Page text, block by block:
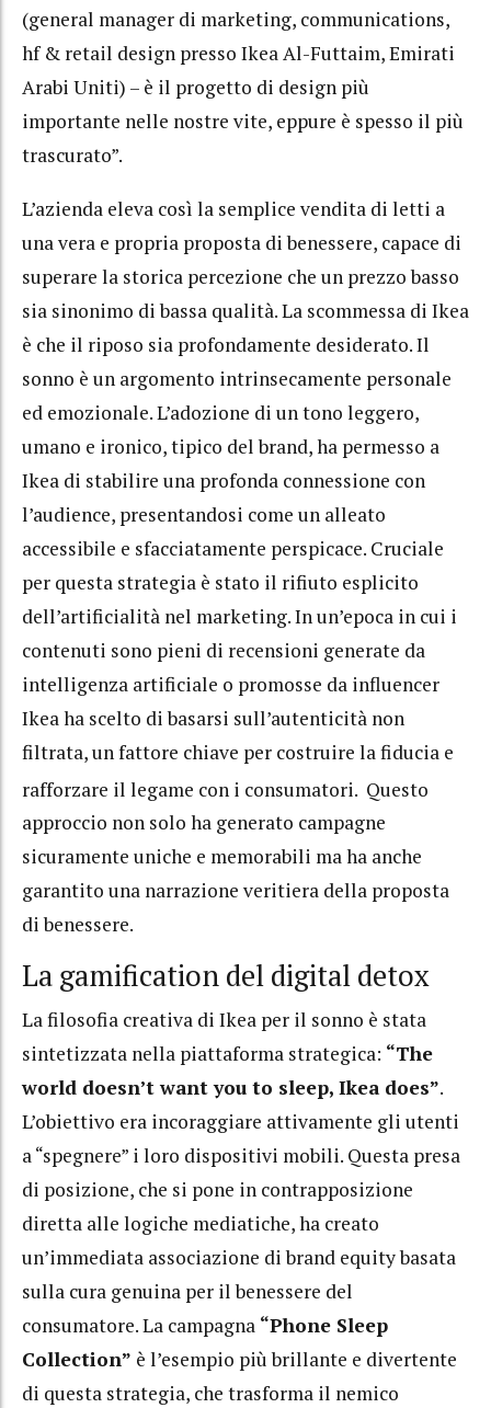
(general manager di marketing, communications,
hf & retail design presso Ikea Al-Futtaim, Emirati
Arabi Uniti) – è il progetto di design più
importante nelle nostre vite, eppure è spesso il più
trascurato”.
L’azienda eleva così la semplice vendita di letti a
una vera e propria proposta di benessere, capace di
superare la storica percezione che un prezzo basso
sia sinonimo di bassa qualità. La scommessa di Ikea
è che il riposo sia profondamente desiderato. Il
sonno è un argomento intrinsecamente personale
ed emozionale. L’adozione di un tono leggero,
umano e ironico, tipico del brand, ha permesso a
Ikea di stabilire una profonda connessione con
l’audience, presentandosi come un alleato
accessibile e sfacciatamente perspicace. Cruciale
per questa strategia è stato il rifiuto esplicito
dell’artificialità nel marketing. In un’epoca in cui i
contenuti sono pieni di recensioni generate da
intelligenza artificiale o promosse da influencer
Ikea ha scelto di basarsi sull’autenticità non
filtrata, un fattore chiave per costruire la fiducia e
rafforzare il legame con i consumatori. Questo
approccio non solo ha generato campagne
sicuramente uniche e memorabili ma ha anche
garantito una narrazione veritiera della proposta
di benessere.
La gamification del digital detox
La filosofia creativa di Ikea per il sonno è stata
sintetizzata nella piattaforma strategica: “The
world doesn’t want you to sleep, Ikea does”.
L’obiettivo era incoraggiare attivamente gli utenti
a “spegnere” i loro dispositivi mobili. Questa presa
di posizione, che si pone in contrapposizione
diretta alle logiche mediatiche, ha creato
un’immediata associazione di brand equity basata
sulla cura genuina per il benessere del
consumatore. La campagna “Phone Sleep
Collection” è l’esempio più brillante e divertente
di questa strategia, che trasforma il nemico